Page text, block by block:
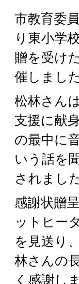
市教育委
り東小学
贈を受け
催しました
松林さん
支援に献
の最中に
いう話を
されました
感謝状贈
ットヒー
を見送り
林さんの
く感謝し